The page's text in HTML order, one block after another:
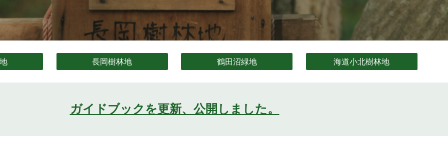
長岡樹林地 鶴田沼緑地 海道小北樹林地
ガイドブックを更新、公開しました。